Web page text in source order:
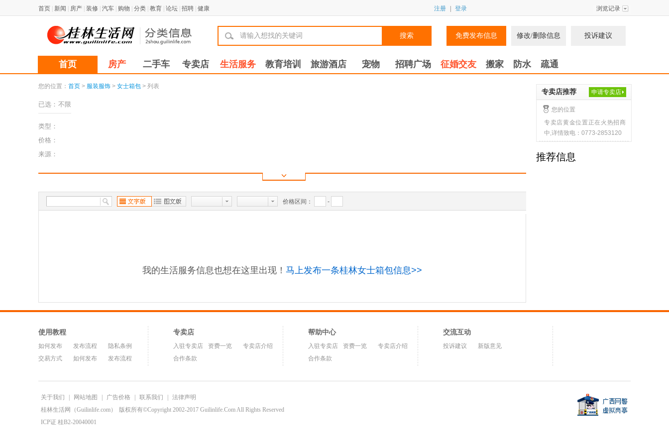
浏览记录
注册 登录
首页 新闻 房产 装修 汽车 购物 分类 教育 论坛 招聘 健康
搜索 免费发布信息 修改/删除信息 投诉建议
首页 房产 二手车 专卖店 生活服务 教育培训 旅游酒店 宠物 招聘广场 征婚交友 搬家 防水 疏通
您的位置： 首页 > 服装服饰 > 女士箱包 > 列表
已选： 不限
类型：
价格：
来源：
价格区间： -
我的生活服务信息也想在这里出现！ 马上发布一条桂林女士箱包信息>>
专卖店推荐 申请专卖店
您的位置
专卖店黄金位置正在火热招商
中,详情致电：0773-2853120
推荐信息
使用教程
如何发布 发布流程
隐私条例
交易方式
如何发布 发布流程
专卖店
入驻专卖店 资费一览
专卖店介绍
合作条款
帮助中心
入驻专卖店 资费一览
专卖店介绍
合作条款
交流互动
投诉建议 新版意见
关于我们 网站地图 广告价格 联系我们
法律声明
桂林生活网（Guilinlife.com）
版权所有©Copyright 2002-2017 Guilinlife.Com All Rights Reserved
ICP证 桂B2-20040001